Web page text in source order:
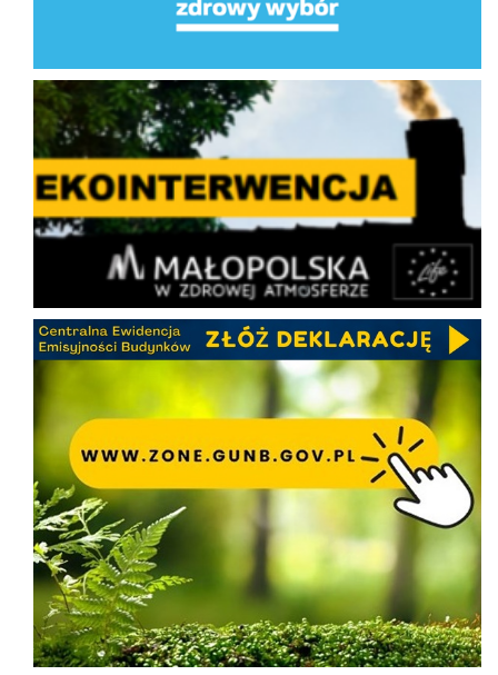
Ekointerwencja
CEEB